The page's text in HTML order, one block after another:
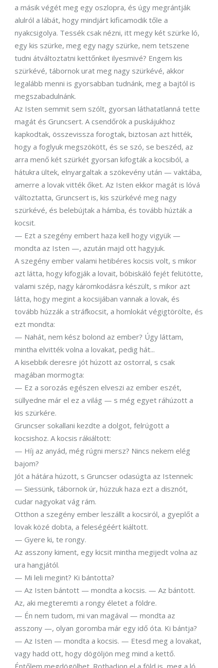
a másik végét meg egy oszlopra, és úgy megrántják
alulról a lábát, hogy mindjárt kificamodik tőle a
nyakcsigolya. Tessék csak nézni, itt megy két szürke ló,
egy kis szürke, meg egy nagy szürke, nem tetszene
tudni átváltoztatni kettőnket ilyesmivé? Engem kis
szürkévé, tábornok urat meg nagy szürkévé, akkor
legalább menni is gyorsabban tudnánk, meg a bajtól is
megszabadulnánk.
Az Isten semmit sem szólt, gyorsan láthatatlanná tette
magát és Gruncsert. A csendőrök a puskájukhoz
kapkodtak, összevissza forogtak, biztosan azt hitték,
hogy a foglyuk megszökött, és se szó, se beszéd, az
arra menő két szürkét gyorsan kifogták a kocsiból, a
hátukra ültek, elnyargaltak a szökevény után — vaktába,
amerre a lovak vitték őket. Az Isten ekkor magát is lóvá
változtatta, Gruncsert is, kis szürkévé meg nagy
szürkévé, és belebújtak a hámba, és tovább húzták a
kocsit.
— Ezt a szegény embert haza kell hogy vigyük —
mondta az Isten —, azután majd ott hagyjuk.
A szegény ember valami hetibéres kocsis volt, s mikor
azt látta, hogy kifogják a lovait, bóbiskáló fejét felütötte,
valami szép, nagy káromkodásra készült, s mikor azt
látta, hogy megint a kocsijában vannak a lovak, és
tovább húzzák a stráfkocsit, a homlokát végigtörölte, és
ezt mondta:
— Nahát, nem kész bolond az ember? Úgy láttam,
mintha elvitték volna a lovakat, pedig hát...
A kisebbik deresre jót húzott az ostorral, s csak
magában mormogta:
— Ez a sorozás egészen elveszi az ember eszét,
süllyedne már el ez a világ — s még egyet ráhúzott a
kis szürkére.
Gruncser sokallani kezdte a dolgot, felrúgott a
kocsishoz. A kocsis rákiáltott:
— Híj az anyád, még rúgni mersz? Nincs nekem elég
bajom?
Jót a hátára húzott, s Gruncser odasúgta az Istennek:
— Siessünk, tábornok úr, húzzuk haza ezt a disznót,
cudar nagyokat vág rám.
Otthon a szegény ember leszállt a kocsiról, a gyeplőt a
lovak közé dobta, a feleségéért kiáltott.
— Gyere ki, te rongy.
Az asszony kiment, egy kicsit mintha megijedt volna az
ura hangjától.
— Mi leli megint? Ki bántotta?
— Az Isten bántott — mondta a kocsis. — Az bántott.
Az, aki megteremti a rongy életet a földre.
— Én nem tudom, mi van magával — mondta az
asszony —, olyan goromba már egy idő óta. Ki bántja?
— Az Isten — mondta a kocsis. — Etesd meg a lovakat,
vagy hadd ott, hogy dögöljön meg mind a kettő.
Éntőlem megdögölhet. Rothadjon el a föld is, meg a ló